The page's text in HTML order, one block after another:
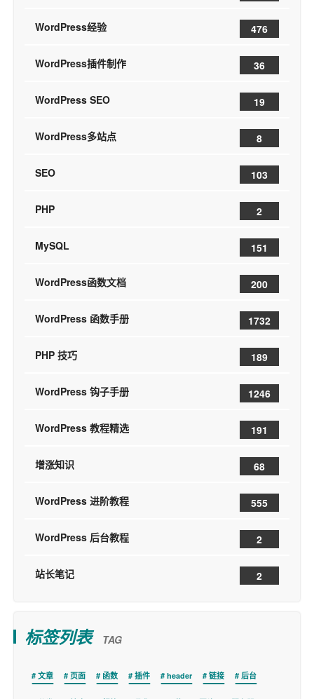
WordPress经验 476
WordPress插件制作 36
WordPress SEO 19
WordPress多站点 8
SEO 103
PHP 2
MySQL 151
WordPress函数文档 200
WordPress 函数手册 1732
PHP 技巧 189
WordPress 钩子手册 1246
WordPress 教程精选 191
增涨知识 68
WordPress 进阶教程 555
WordPress 后台教程 2
站长笔记 2
标签列表 TAG
文章 页面 函数 插件 header 链接 后台